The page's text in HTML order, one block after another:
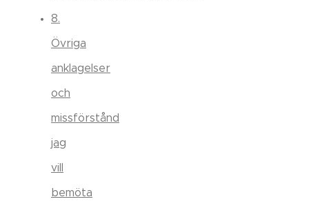
8.
Övriga
anklagelser
och
missförstånd
jag
vill
bemöta